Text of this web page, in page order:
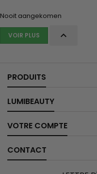
Nooit aangekomen
VOIR PLUS 
PRODUITS
LUMIBEAUTY
VOTRE COMPTE
CONTACT